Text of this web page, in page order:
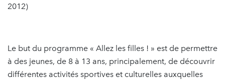
2012)
Le but du programme « Allez les filles ! » est de permettre
à des jeunes, de 8 à 13 ans, principalement, de découvrir
différentes activités sportives et culturelles auxquelles